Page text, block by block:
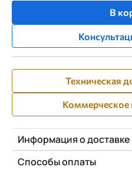
В
Техническая
Коммерческое
Информация о доставке
Способы оплаты